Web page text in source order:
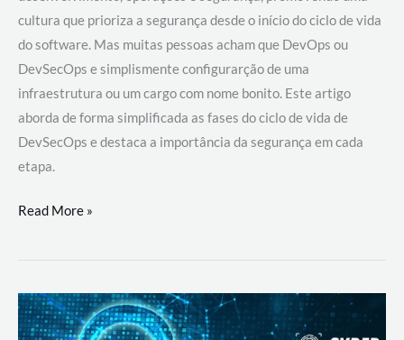
cultura que prioriza a segurança desde o início do ciclo de vida
do software. Mas muitas pessoas acham que DevOps ou
DevSecOps e simplismente configurarção de uma
infraestrutura ou um cargo com nome bonito. Este artigo
aborda de forma simplificada as fases do ciclo de vida de
DevSecOps e destaca a importância da segurança em cada
etapa.
DevSecOps
Prática:
Desenvolvimento,
Segurança
Read More »